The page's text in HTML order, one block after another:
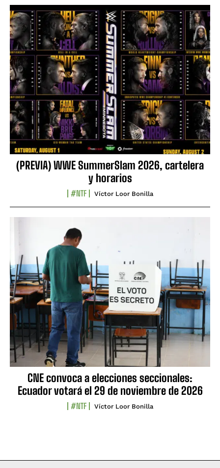
(PREVIA) WWE SummerSlam 2026, cartelera
y horarios
#NTF Víctor Loor Bonilla
CNE convoca a elecciones seccionales:
Ecuador votará el 29 de noviembre de 2026
#NTF Víctor Loor Bonilla